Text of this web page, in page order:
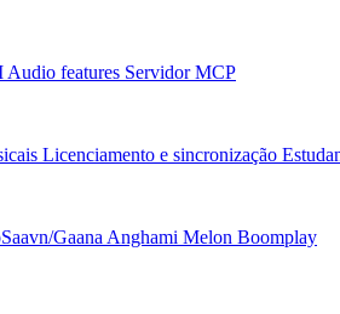
Audio features Servidor MCP
Licenciamento e sincronização
Gaana Anghami Melon Boomplay